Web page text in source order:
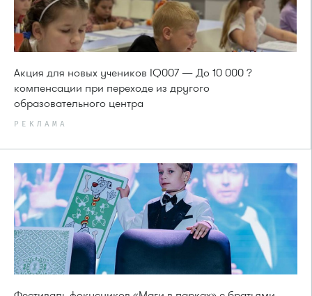
Акция для новых учеников IQ007 — До 10 000 ?
компенсации при переходе из другого
образовательного центра
РЕКЛАМА